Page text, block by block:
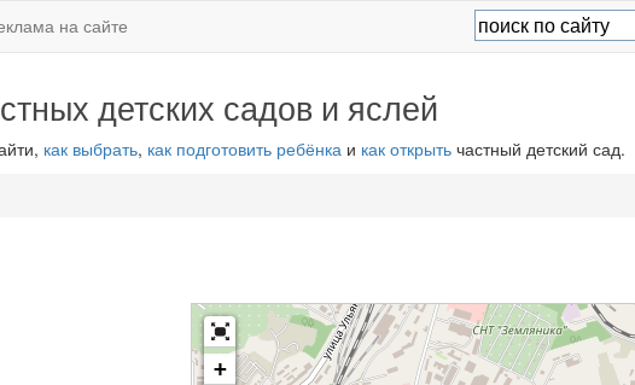
на сайте
детских садов и яслей
как выбрать, как подготовить ребёнкаи как открытьчастный детский сад.
+